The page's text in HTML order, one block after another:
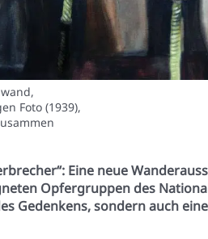
Foto (1939),
Eine neue
Opfergruppen des
Gedenkens, sondern auch